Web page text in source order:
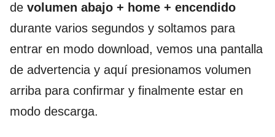
de volumen abajo + home + encendido
durante varios segundos y soltamos para
entrar en modo download, vemos una pantalla
de advertencia y aquí presionamos volumen
arriba para confirmar y finalmente estar en
modo descarga.